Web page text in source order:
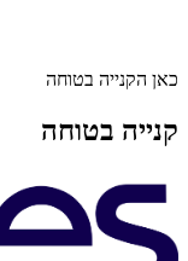
כאן הקנייה בטוחה
קנייה בטוחה